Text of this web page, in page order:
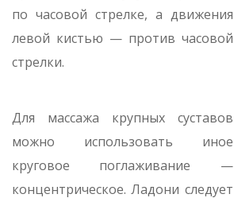
по часовой стрелке, а движения
левой кистью — против часовой
стрелки.
Для массажа крупных суставов
можно использовать иное
круговое поглаживание —
концентрическое. Ладони следует